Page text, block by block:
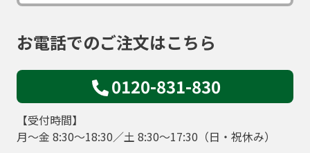
お電話でのご注文はこちら
0120-831-830
【受付時間】
月～金 8:30～18:30／土 8:30～17:30（日・祝休み）